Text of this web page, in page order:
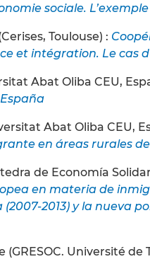
sociale.
Toulouse) :
et intégration. Le cas
Abat Oliba CEU,
Abat Oliba CEU,
en áreas rurales
de Economía
en materia de
(2007-2013) y la nueva
Université de